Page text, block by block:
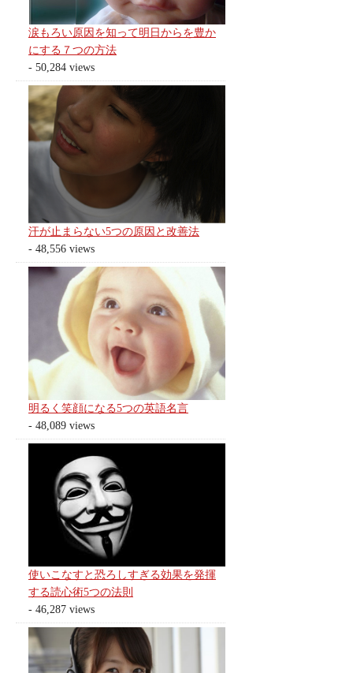
涙もろい原因を知って明日からを豊か
にする７つの方法
- 50,284 views
汗が止まらない5つの原因と改善法
- 48,556 views
明るく笑顔になる5つの英語名言
- 48,089 views
使いこなすと恐ろしすぎる効果を発揮
する読心術5つの法則
- 46,287 views